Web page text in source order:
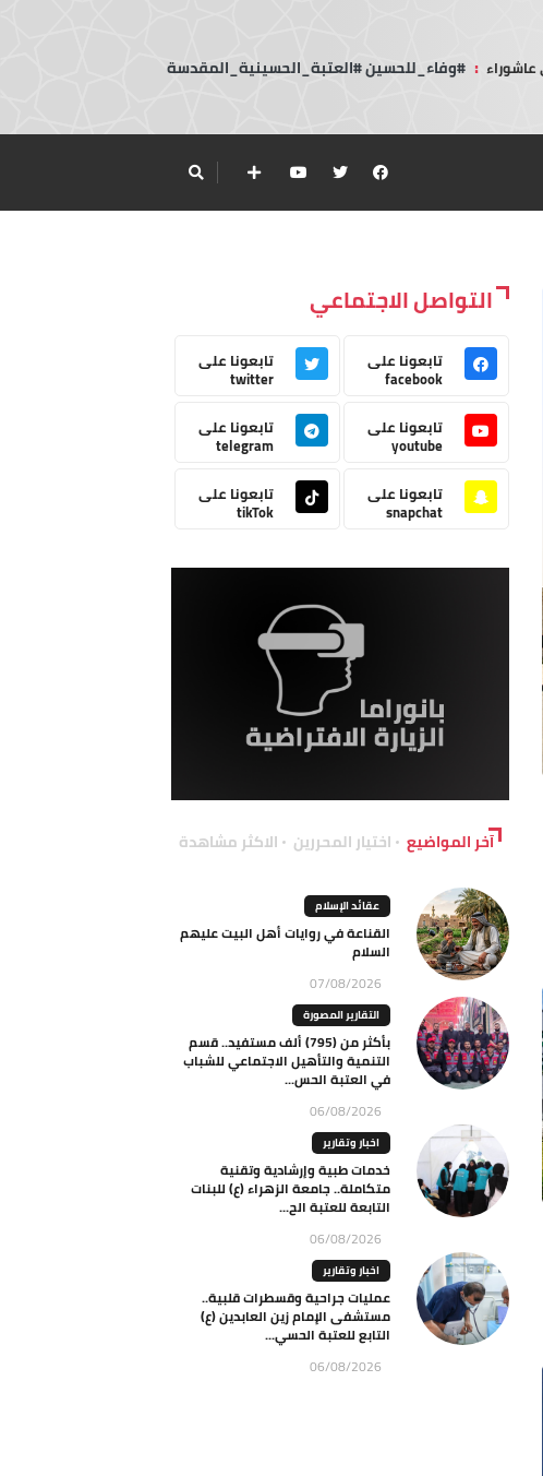
عاشوراء : #وفاء_للحسين #العتبة_الحسينية_المقدسة
التواصل الاجتماعي
تابعونا على
facebook
تابعونا على
twitter
تابعونا على
youtube
تابعونا على
telegram
تابعونا على
snapchat
تابعونا على
tikTok
آخر المواضيع اختيار المحررين الاكثر مشاهدة
عقائد الإسلام
القناعة في روايات أهل البيت عليهم
السلام
07/08/2026
التقارير المصورة
بأكثر من (795) ألف مستفيد.. قسم
التنمية والتأهيل الاجتماعي للشباب
في العتبة الحس...
06/08/2026
اخبار وتقارير
خدمات طبية وإرشادية وتقنية
متكاملة.. جامعة الزهراء (ع) للبنات
التابعة للعتبة الح...
06/08/2026
اخبار وتقارير
عمليات جراحية وقسطرات قلبية..
مستشفى الإمام زين العابدين (ع)
التابع للعتبة الحسي...
06/08/2026